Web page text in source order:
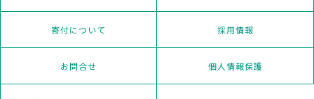
寄付について 採用情報
お問合せ 個人情報保護